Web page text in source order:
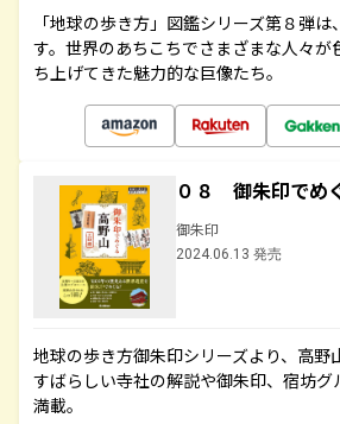
「地球の歩き方」図鑑シリーズ第８弾
す。世界のあちこちでさまざまな人々が
ち上げてきた魅力的な巨像たち。
０８ 御朱印でめ
御朱印
2024.06.13 発売
地球の歩き方御朱印シリーズより、高
すばらしい寺社の解説や御朱印、宿坊グ
満載。